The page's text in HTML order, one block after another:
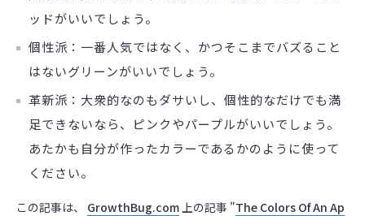
ッドがいいでしょう。
個性派：一番人気ではなく、かつそこまでバズること
はないグリーンがいいでしょう。
革新派：大衆的なのもダサいし、個性的なだけでも満
足できないなら、ピンクやパープルがいいでしょう。
あたかも自分が作ったカラーであるかのように使って
ください。
この記事は、 GrowthBug.com 上の記事 "The Colors Of An Ap